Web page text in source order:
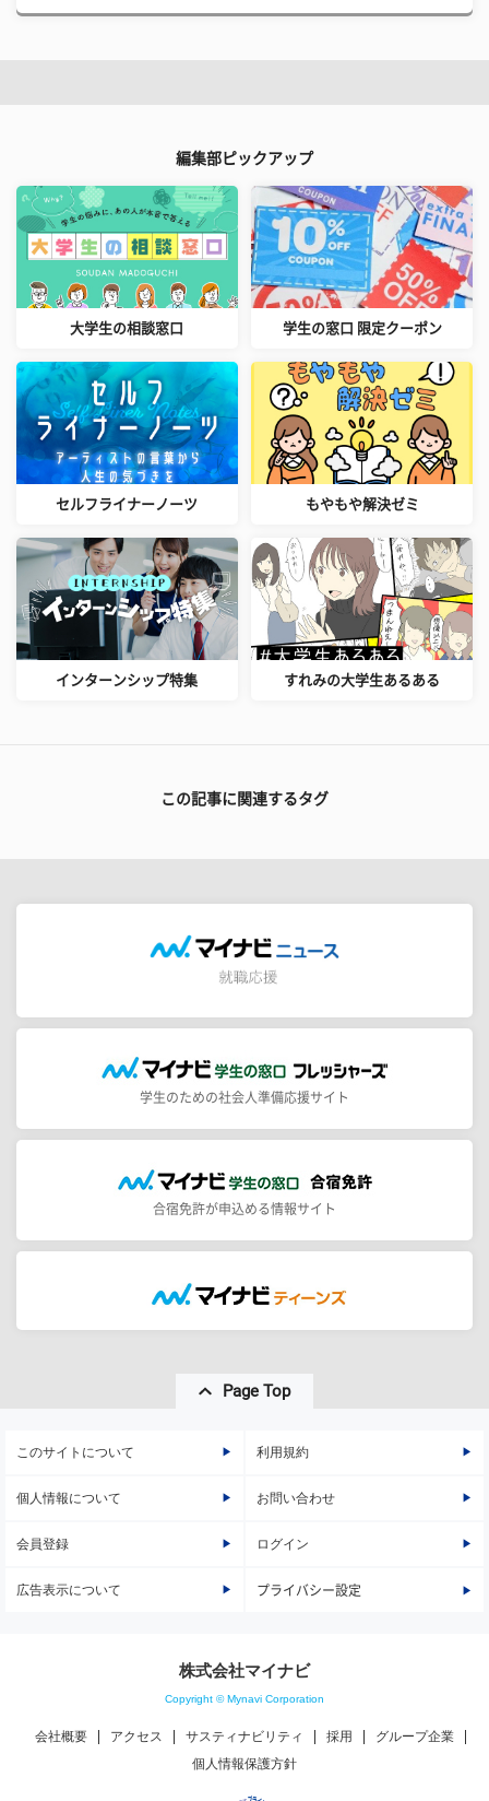
編集部ピックアップ
大学生の相談窓口 学生の窓口 限定クーポン
セルフライナーノーツ もやもや解決ゼミ
インターンシップ特集 すれみの大学生あるある
この記事に関連するタグ
学生のための社会人準備応援サイト
合宿免許が申込める情報サイト
Page Top
このサイトについて 利用規約
個人情報について お問い合わせ
会員登録 ログイン
広告表示について プライバシー設定
株式会社マイナビ
Copyright © Mynavi Corporation
会社概要 アクセス サスティナビリティ 採用
グループ企業
個人情報保護方針